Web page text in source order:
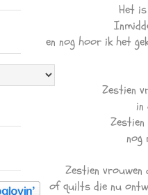
Het
en nog hoor ik het
Zestien
in
nog
Zestien vrouwen
of quilts die nu